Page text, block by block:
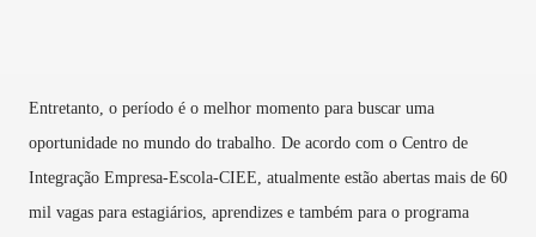
Entretanto, o período é o melhor momento para buscar uma
oportunidade no mundo do trabalho. De acordo com o Centro de
Integração Empresa-Escola-CIEE, atualmente estão abertas mais de 60
mil vagas para estagiários, aprendizes e também para o programa